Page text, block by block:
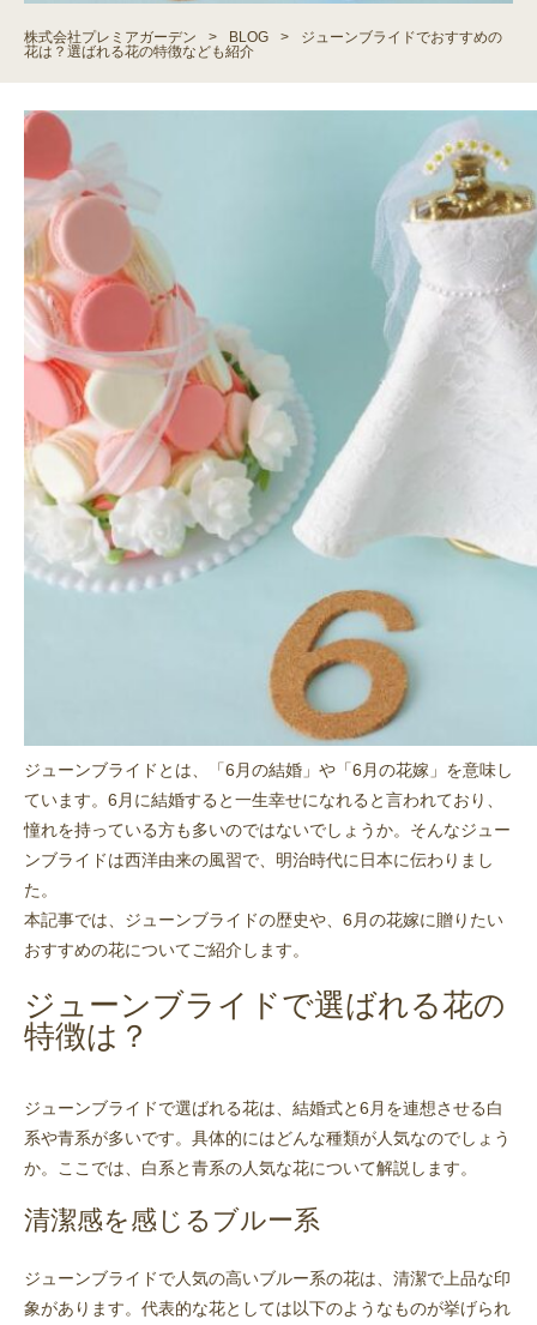
株式会社プレミアガーデン > BLOG >
ジューンブライドでおすすめの
花は？選ばれる花の特徴なども紹介
ジューンブライドとは、「6月の結婚」や「6月の花嫁」を意味し
ています。6月に結婚すると一生幸せになれると言われており、
憧れを持っている方も多いのではないでしょうか。そんなジュー
ンブライドは西洋由来の風習で、明治時代に日本に伝わりまし
た。
本記事では、ジューンブライドの歴史や、6月の花嫁に贈りたい
おすすめの花についてご紹介します。
ジューンブライドで選ばれる花の
特徴は？
ジューンブライドで選ばれる花は、結婚式と6月を連想させる白
系や青系が多いです。具体的にはどんな種類が人気なのでしょう
か。ここでは、白系と青系の人気な花について解説します。
清潔感を感じるブルー系
ジューンブライドで人気の高いブルー系の花は、清潔で上品な印
象があります。代表的な花としては以下のようなものが挙げられ